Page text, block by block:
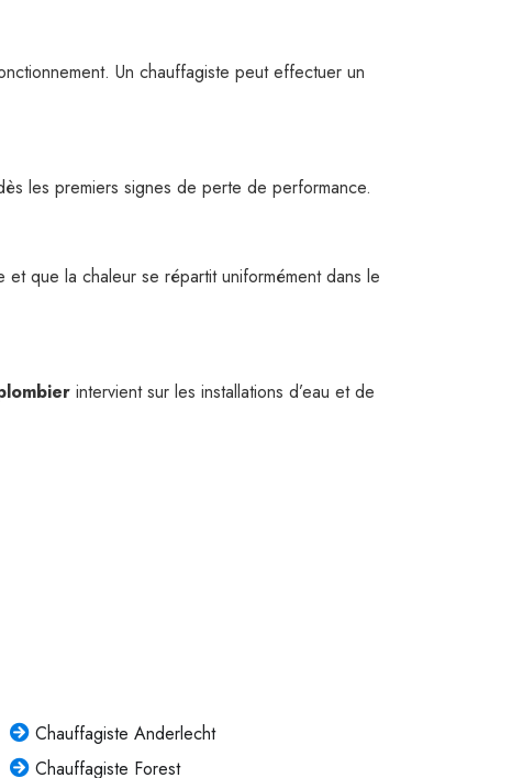
Un chauffagiste peut effectuer un
les premiers signes de perte de performance.
que la chaleur se répartit uniformément dans le
intervient sur les installations d’eau et de
Chauffagiste Anderlecht
Chauffagiste Forest